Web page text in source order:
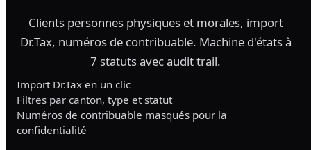
Clients personnes physiques et morales, import
Dr.Tax, numéros de contribuable. Machine d'états à
7 statuts avec audit trail.
Import Dr.Tax en un clic
Filtres par canton, type et statut
Numéros de contribuable masqués pour la
confidentialité